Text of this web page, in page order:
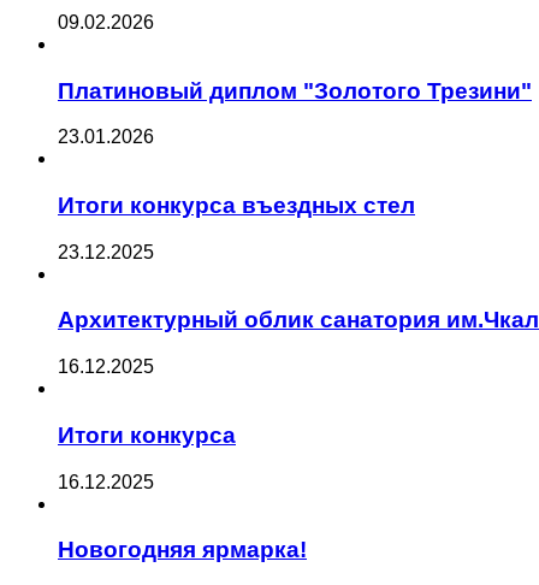
09.02.2026
Платиновый диплом "Золотого Трезини"
23.01.2026
Итоги конкурса въездных стел
23.12.2025
Архитектурный облик санатория
16.12.2025
Итоги конкурса
16.12.2025
Новогодняя ярмарка!